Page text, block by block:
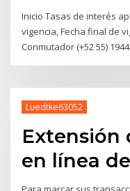
Inicio Tasas de interés
vigencia, Fecha final de
Conmutador (+52 55)
Luedtke63052
Extensión
en línea